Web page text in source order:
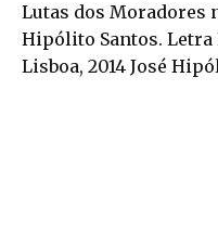
Lutas dos Moradores
Hipólito Santos. Letra
Lisboa, 2014 José